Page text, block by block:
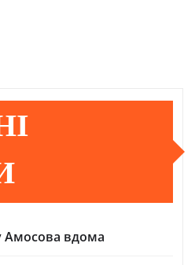
Амосова вдома